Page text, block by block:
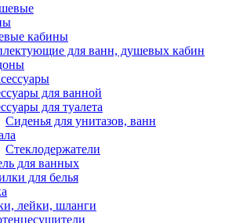
кабины
для ванн, душевых кабин
для ванной
для туалета
Сиденья для унитазов, ванн
Стеклодержатели
для ванных
для белья
лейки, шланги